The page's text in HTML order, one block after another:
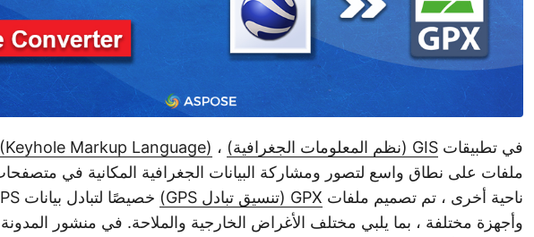
في تطبيقات GIS (نظم المعلومات الجغرافية) ، Markup Language)
ناحية أخرى ، تم تصميم ملفات GPX (تنسيق تبادل GPS)
وأجهزة مختلفة ، بما يلبي مختلف الأغراض الخارجية والملاحة. في منشور